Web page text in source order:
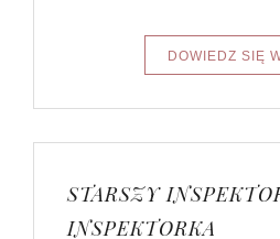
STARSZY
INSPEKTORKA